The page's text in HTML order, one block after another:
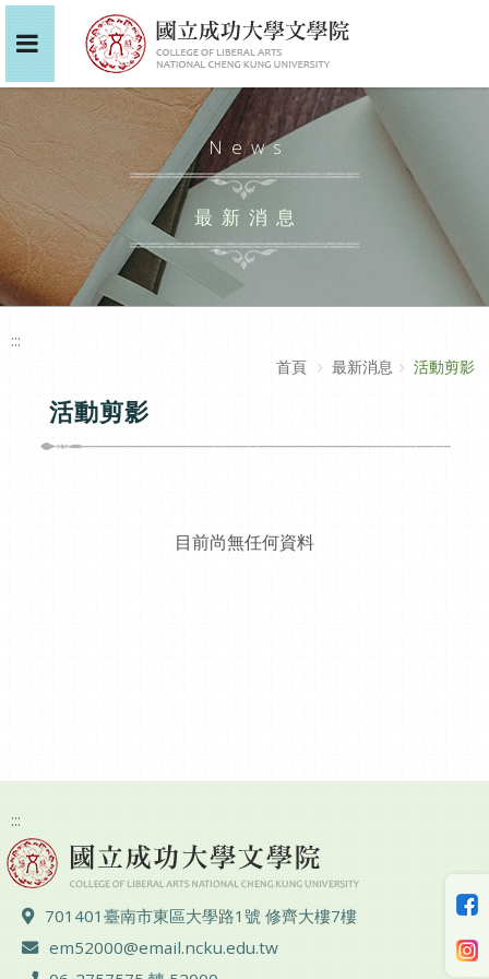
News
最新消息
:::
首頁
最新消息 活動剪影
活動剪影
目前尚無任何資料
:::
地址 ：
701401臺南市東區大學路1號 修齊大樓7樓
電子郵件 ：
em52000@email.ncku.edu.tw